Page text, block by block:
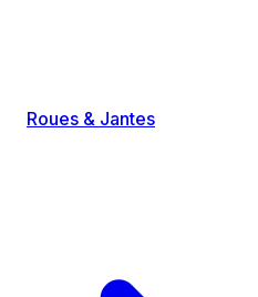
Roues & Jantes